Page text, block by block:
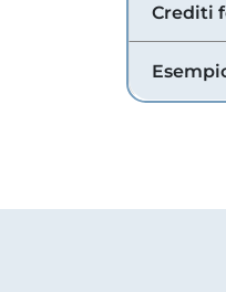
Crediti